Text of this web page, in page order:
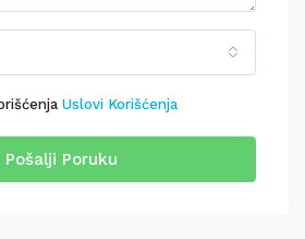
Uslovi Korišćenja
Pošalji Poruku